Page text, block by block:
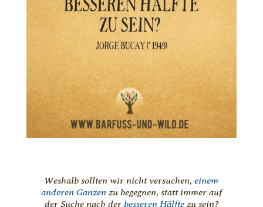
Weshalb sollten wir nicht versuchen,einem
anderen Ganzen zu begegnen, statt immer auf
der Suche nach der besseren Hälftezu sein?